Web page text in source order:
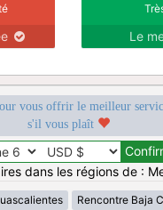
Le
vous offrir le meilleur
s'il vous plaît
dans les régions de :
Rencontre Baja